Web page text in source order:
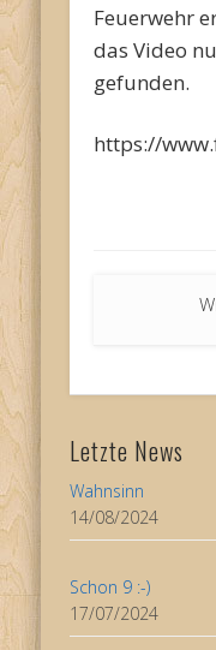
Feuerwehr
das Video
gefunden.
https://
Letzte News
Wahnsinn
14/08/2024
Schon 9 :-)
17/07/2024